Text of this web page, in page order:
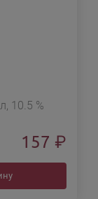
10.5 %
157 ₽